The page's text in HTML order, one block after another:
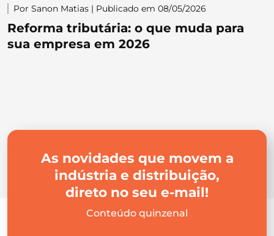
Por Sanon Matias | Publicado em 08/05/2026
Reforma tributária: o que muda para
sua empresa em 2026
As novidades que movem a
indústria e distribuição,
direto no seu e-mail!
Conteúdo quinzenal